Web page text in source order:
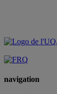
navigation